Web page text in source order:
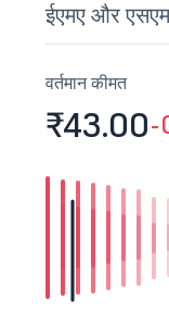
ईएमए और
वर्तमान कीमत
₹43.00-